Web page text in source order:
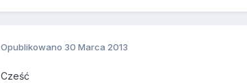
Opublikowano 30 Marca 2013
Cześć